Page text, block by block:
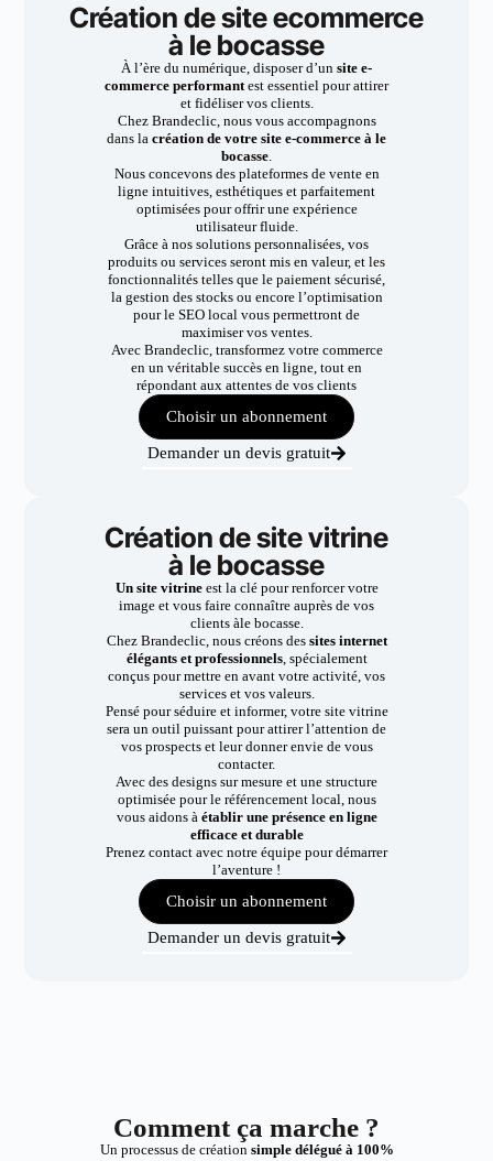
Création de site ecommerce
à le bocasse
À l’ère du numérique, disposer d’un site e-
commerce performantest essentiel pour attirer
et fidéliser vos clients.
Chez Brandeclic, nous vous accompagnons
dans la création de votre site e-commerce à le
bocasse.
Nous concevons des plateformes de vente en
ligne intuitives, esthétiques et parfaitement
optimisées pour offrir une expérience
utilisateur fluide.
Grâce à nos solutions personnalisées, vos
produits ou services seront mis en valeur, et les
fonctionnalités telles que le paiement sécurisé,
la gestion des stocks ou encore l’optimisation
pour le SEO local vous permettront de
maximiser vos ventes.
Avec Brandeclic, transformez votre commerce
en un véritable succès en ligne, tout en
répondant aux attentes de vos clients
Choisir un abonnement
Demander un devis gratuit
Création de site vitrine
à le bocasse
Un site vitrineest la clé pour renforcer votre
image et vous faire connaître auprès de vos
clients àle bocasse.
Chez Brandeclic, nous créons dessites internet
élégants et professionnels, spécialement
conçus pour mettre en avant votre activité, vos
services et vos valeurs.
Pensé pour séduire et informer, votre site vitrine
sera un outil puissant pour attirer l’attention de
vos prospects et leur donner envie de vous
contacter.
Avec des designs sur mesure et une structure
optimisée pour le référencement local, nous
vous aidons à établir une présence en ligne
efficace et durable
Prenez contact avec notre équipe pour démarrer
l’aventure !
Choisir un abonnement
Demander un devis gratuit
Comment ça marche ?
Un processus de création simple délégué à 100%